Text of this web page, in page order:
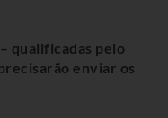
qualificadas pelo
enviar os